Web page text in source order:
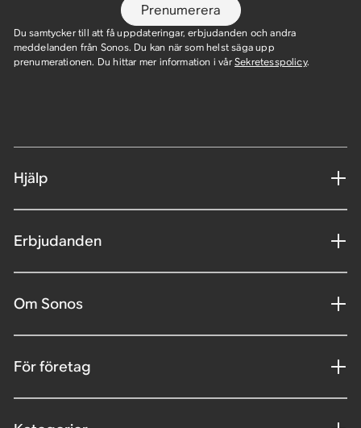
Prenumerera
Du samtycker till att få uppdateringar, erbjudanden och andra
meddelanden från Sonos. Du kan när som helst säga upp
prenumerationen. Du hittar mer information i vår Sekretesspolicy.
Hjälp
Erbjudanden
Om Sonos
För företag